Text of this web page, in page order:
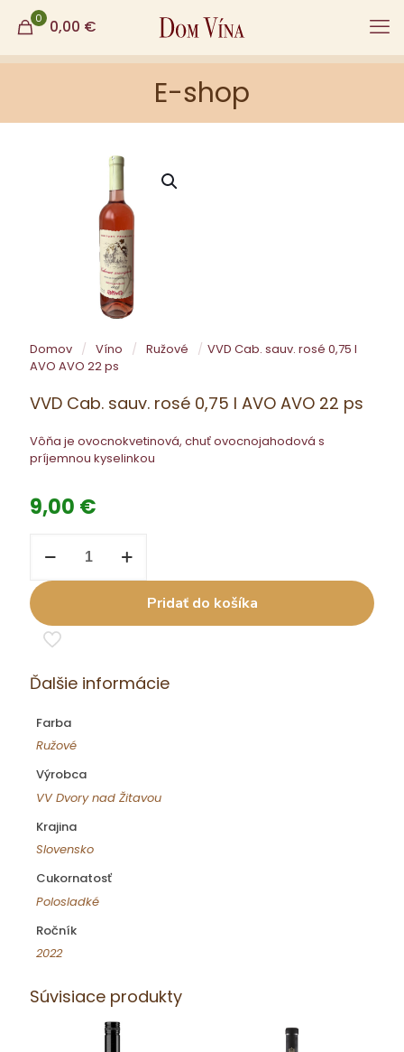
0 0,00 €
E-shop
Domov / Víno / Ružové / VVD Cab. sauv. rosé 0,75 l
AVO AVO 22 ps
VVD Cab. sauv. rosé 0,75 l AVO AVO 22 ps
Vôňa je ovocnokvetinová, chuť ovocnojahodová s
príjemnou kyselinkou
9,00 €
VVD
sauv.
rosé
0,75
AVO
Pridať do košíka
Ďalšie informácie
Farba
Ružové
Výrobca
VV Dvory nad Žitavou
Krajina
Slovensko
Cukornatosť
Polosladké
Ročník
2022
Súvisiace produkty